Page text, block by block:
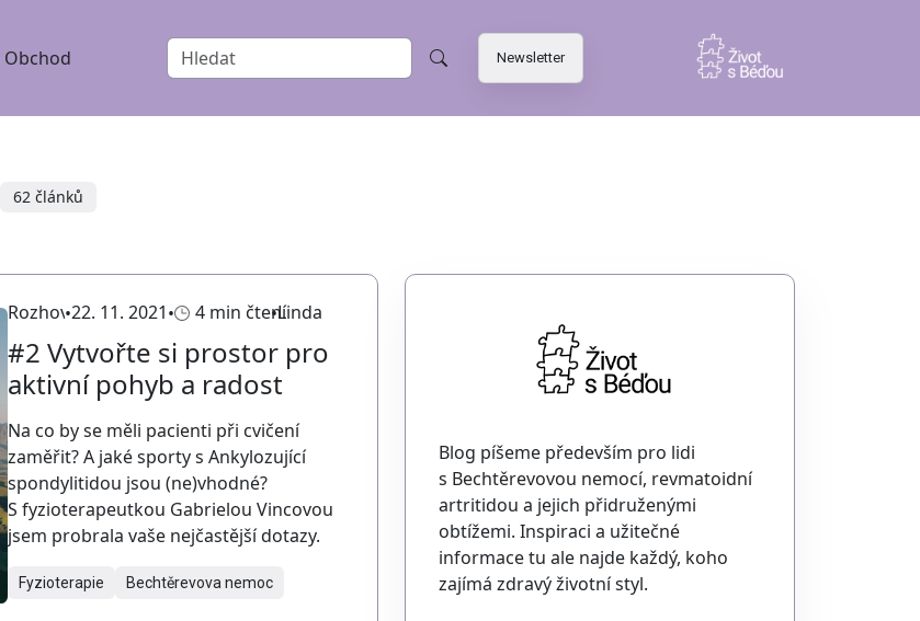
Obchod Newsletter
62 článků
Rozhovory22. 11. 2021 4 min čteníLinda
#2 Vytvořte si prostor pro
aktivní pohyb a radost
Na co by se měli pacienti při cvičení
zaměřit? A jaké sporty s Ankylozující
spondylitidou jsou (ne)vhodné?
S fyzioterapeutkou Gabrielou Vincovou
jsem probrala vaše nejčastější dotazy.
Fyzioterapie Bechtěrevova nemoc
Blog píšeme především pro lidi
s Bechtěrevovou nemocí, revmatoidní
artritidou a jejich přidruženými
obtížemi. Inspiraci a užitečné
informace tu ale najde každý, koho
zajímá zdravý životní styl.